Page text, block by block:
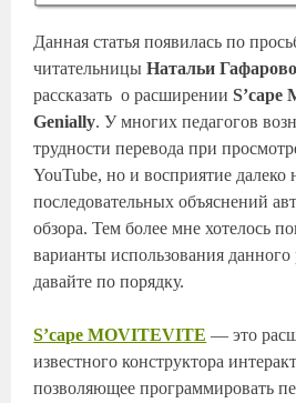
Данная статья появилась по
читательницыНатальи
рассказать о расширении
Genially. У многих педагогов
трудности перевода при
YouTube, но и восприятие далеко
последовательных объяснений
обзора. Тем более мне хотелось
варианты использования
давайте по порядку.
S’cape MOVITEVITE — это
известного конструктора
позволяющее программировать